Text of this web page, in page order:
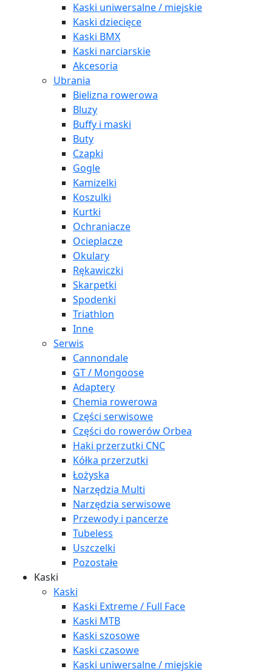
Kaski uniwersalne / miejskie
Kaski dziecięce
Kaski BMX
Kaski narciarskie
Akcesoria
Ubrania
Bielizna rowerowa
Bluzy
Buffy i maski
Buty
Czapki
Gogle
Kamizelki
Koszulki
Kurtki
Ochraniacze
Ocieplacze
Okulary
Rękawiczki
Skarpetki
Spodenki
Triathlon
Inne
Serwis
Cannondale
GT / Mongoose
Adaptery
Chemia rowerowa
Części serwisowe
Części do rowerów Orbea
Haki przerzutki CNC
Kółka przerzutki
Łożyska
Narzędzia Multi
Narzędzia serwisowe
Przewody i pancerze
Tubeless
Uszczelki
Pozostałe
Kaski
Kaski
Kaski Extreme / Full Face
Kaski MTB
Kaski szosowe
Kaski czasowe
Kaski uniwersalne / miejskie